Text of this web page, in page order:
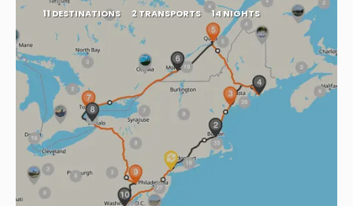
11 DESTINATIONS 2 TRANSPORTS 14 NIGHTS